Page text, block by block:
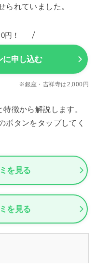
られていました。
円！
に申し込む
※銀座・吉祥寺は2,000円
徴から解説します。
ボタンをタップしてく
を見る
を見る